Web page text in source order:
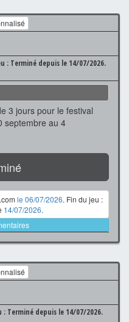
: Terminé depuis le 14/07/2026.
3 jours pour le festival
septembre au 4
le 06/07/2026. Fin du jeu :
14/07/2026.
: Terminé depuis le 14/07/2026.